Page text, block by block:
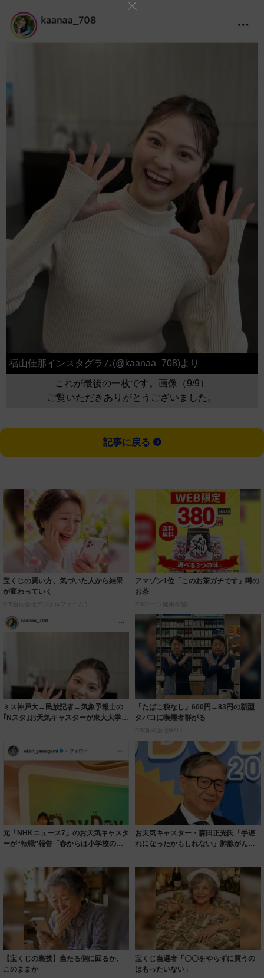
福山佳那インスタグラム(@kaanaa_708)より
これが最後の一枚です。画像（9/9）
ご覧いただきありがとうございました。
記事に戻る
宝くじの買い方、気づいた人から結果
が変わっていく
PR(合同会社デジタルファーム )
アマゾン1位「このお茶ガチです」噂の
お茶
PR(ハーブ健康本舗)
ミス神戸大→民放記者→気象予報士の
｢Nスタ｣お天気キャスターが東大大学院
「たばこ税なし」600円→83円の新型
タバコに喫煙者群がる
PR(株式会社HAL)
元「NHKニュース7」のお天気キャスタ
ーが“転職”報告「春からは小学校の教
お天気キャスター・森田正光氏「手遅
れになったかもしれない」肺腺がんの
【宝くじの裏技】当たる側に回るか、
このままか
宝くじ当選者「〇〇をやらずに買うの
はもったいない」